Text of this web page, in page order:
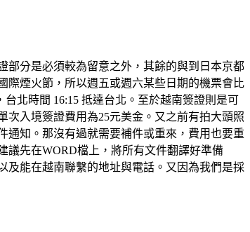
部分是必須較為留意之外，其餘的與到日本京都
際煙火節，所以週五或週六某些日期的機票會比
北時間 16:15 抵達台北。至於越南簽證則是可
入境簽證費用為25元美金。又之前有拍大頭照
通知。那沒有過就需要補件或重來，費用也要重
議先在WORD檔上，將所有文件翻譯好準備
及能在越南聯繫的地址與電話。又因為我們是採